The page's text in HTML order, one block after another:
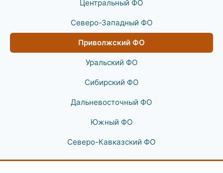
Центральный ФО
Северо-Западный ФО
Приволжский ФО
Уральский ФО
Сибирский ФО
Дальневосточный ФО
Южный ФО
Северо-Кавказский ФО